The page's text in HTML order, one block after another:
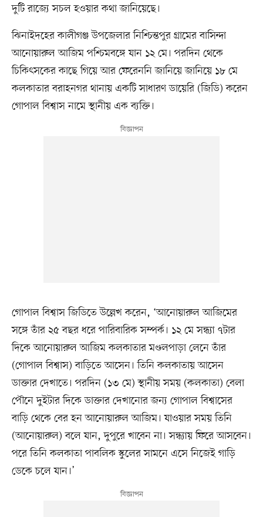
দুটি রাজ্যে সচল হওয়ার কথা জানিয়েছে।
ঝিনাইদহের কালীগঞ্জ উপজেলার নিশ্চিন্তপুর গ্রামের বাসিন্দা
আনোয়ারুল আজিম পশ্চিমবঙ্গে যান ১২ মে। পরদিন থেকে
চিকিৎসকের কাছে গিয়ে আর ফেরেননি জানিয়ে জানিয়ে ১৮ মে
কলকাতার বরাহনগর থানায় একটি সাধারণ ডায়েরি (জিডি) করেন
গোপাল বিশ্বাস নামে স্থানীয় এক ব্যক্তি।
গোপাল বিশ্বাস জিডিতে উল্লেখ করেন, ‘আনোয়ারুল আজিমের
সঙ্গে তাঁর ২৫ বছর ধরে পারিবারিক সম্পর্ক। ১২ মে সন্ধ্যা ৭টার
দিকে আনোয়ারুল আজিম কলকাতার মণ্ডলপাড়া লেনে তাঁর
(গোপাল বিশ্বাস) বাড়িতে আসেন। তিনি কলকাতায় আসেন
ডাক্তার দেখাতে। পরদিন (১৩ মে) স্থানীয় সময় (কলকাতা) বেলা
পৌনে দুইটার দিকে ডাক্তার দেখানোর জন্য গোপাল বিশ্বাসের
বাড়ি থেকে বের হন আনোয়ারুল আজিম। যাওয়ার সময় তিনি
(আনোয়ারুল) বলে যান, দুপুরে খাবেন না। সন্ধ্যায় ফিরে আসবেন।
পরে তিনি কলকাতা পাবলিক স্কুলের সামনে এসে নিজেই গাড়ি
ডেকে চলে যান।’